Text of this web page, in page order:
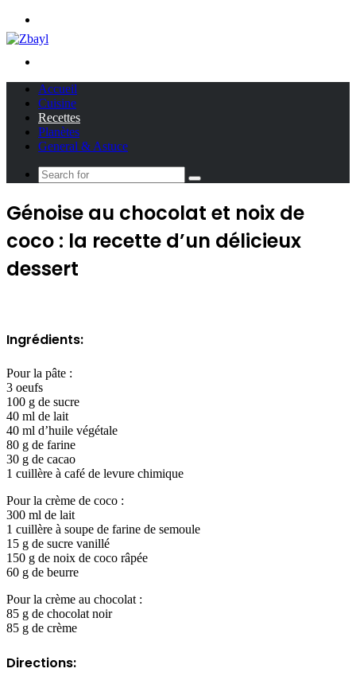
Accueil
Cuisine
Recettes
Planètes
General & Astuce
Search
Génoise au chocolat et noix de
coco : la recette d’un délicieux
dessert
Ingrédients:
Pour la pâte :
3 oeufs
100 g de sucre
40 ml de lait
40 ml d’huile végétale
80 g de farine
30 g de cacao
1 cuillère à café de levure chimique
Pour la crème de coco :
300 ml de lait
1 cuillère à soupe de farine de semoule
15 g de sucre vanillé
150 g de noix de coco râpée
60 g de beurre
Pour la crème au chocolat :
85 g de chocolat noir
85 g de crème
Directions: